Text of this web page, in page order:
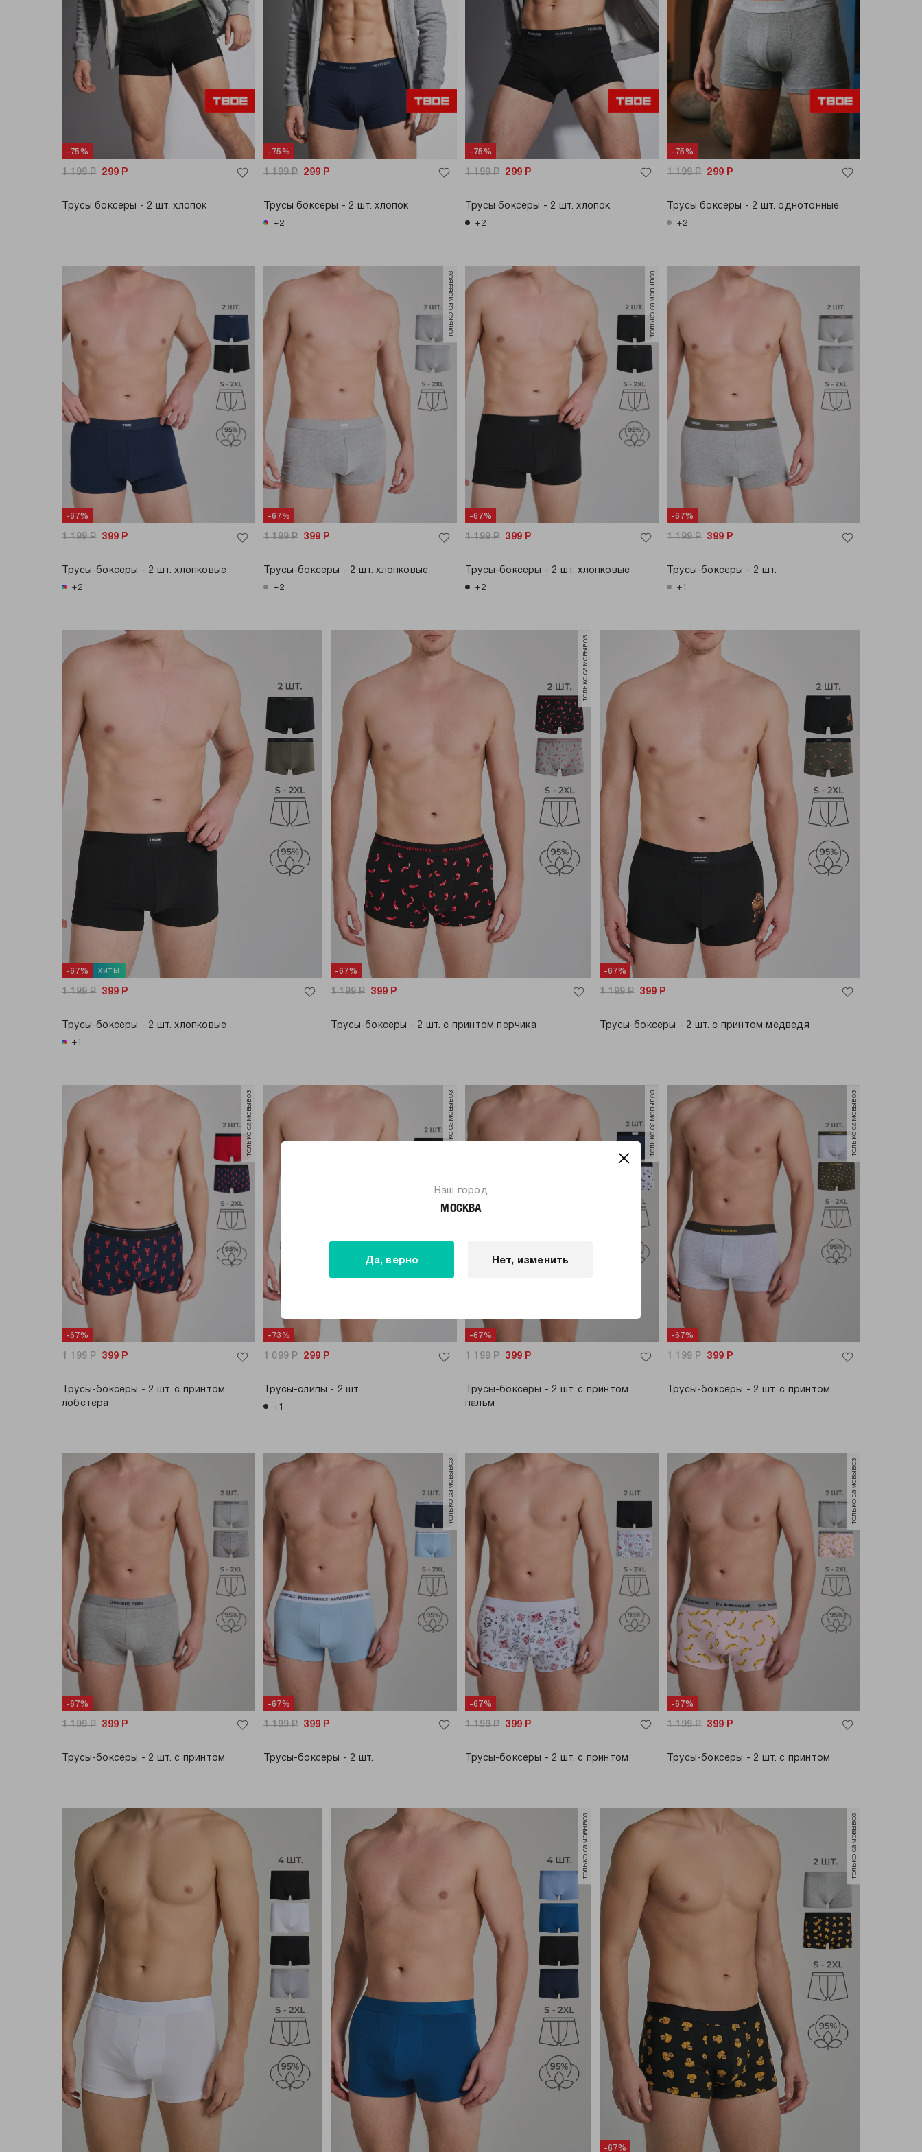
Ваш город
МОСКВА
Да, верно Нет, изменить
-75%
1 199Р 299 Р
Трусы боксеры - 2 шт. хлопок
-75%
1 199Р 299 Р
Трусы боксеры - 2 шт. хлопок
+2
-75%
1 199Р 299 Р
Трусы боксеры - 2 шт. хлопок
+2
-75%
1 199Р 299 Р
Трусы боксеры - 2 шт. однотонные
+2
-67%
1 199Р 399 Р
Трусы-боксеры - 2 шт. хлопковые
+2
-67%
только самовывоз
1 199Р 399 Р
Трусы-боксеры - 2 шт. хлопковые
+2
-67%
только самовывоз
1 199Р 399 Р
Трусы-боксеры - 2 шт. хлопковые
+2
-67%
1 199Р 399 Р
Трусы-боксеры - 2 шт.
+1
-67% хиты
1 199Р 399 Р
Трусы-боксеры - 2 шт. хлопковые
+1
-67%
только самовывоз
1 199Р 399 Р
Трусы-боксеры - 2 шт. с принтом перчика
-67%
1 199Р 399Р
Трусы-боксеры - 2 шт. с принтом медведя
-67%
только самовывоз
1 199Р 399 Р
Трусы-боксеры - 2 шт. с принтом
лобстера
-73%
только самовывоз
1 099Р 299 Р
Трусы-слипы - 2 шт.
+1
-67%
только самовывоз
1 199Р 399 Р
Трусы-боксеры - 2 шт. с принтом
пальм
-67%
только самовывоз
1 199Р 399 Р
Трусы-боксеры - 2 шт. с принтом
-67%
1 199Р 399 Р
Трусы-боксеры - 2 шт. с принтом
-67%
только самовывоз
1 199Р 399 Р
Трусы-боксеры - 2 шт.
-67%
1 199Р 399 Р
Трусы-боксеры - 2 шт. с принтом
-67%
только самовывоз
1 199Р 399 Р
Трусы-боксеры - 2 шт. с принтом
только самовывоз
-67%
только самовывоз